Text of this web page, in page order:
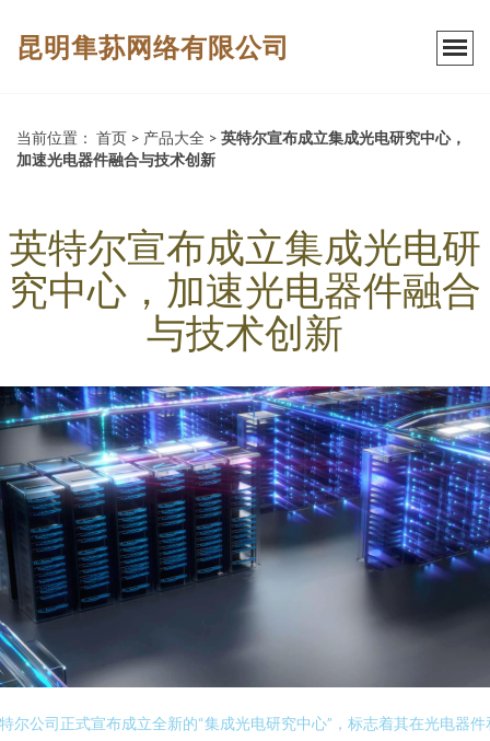
昆明隼荪网络有限公司
当前位置： 首页 > 产品大全 > 英特尔宣布成立集成光电研究中心，
加速光电器件融合与技术创新
英特尔宣布成立集成光电研
究中心，加速光电器件融合
与技术创新
尔公司正式宣布成立全新的“集成光电研究中心”，标志着其在光电器件